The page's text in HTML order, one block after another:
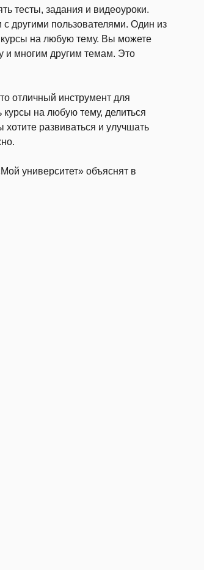
тесты, задания и видеоуроки.
другими пользователями. Один из
курсы на любую тему. Вы можете
и многим другим темам. Это
отличный инструмент для
курсы на любую тему, делиться
развиваться и улучшать
университет» объяснят в